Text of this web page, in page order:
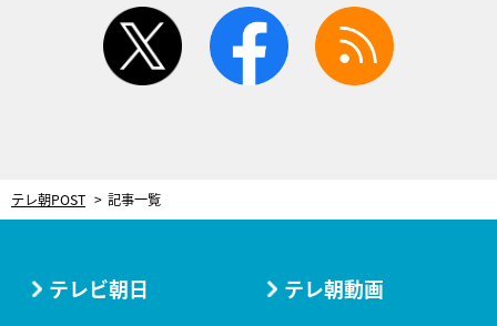
twitter facebook
テレ朝POST 記事一覧
テレビ朝日 テレ朝動画